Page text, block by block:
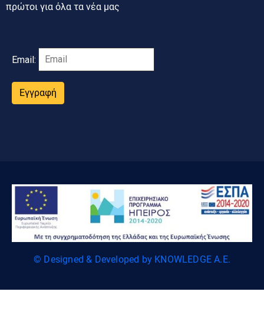
πρώτοι για όλα τα νέα μας
Email:
Εγγραφή
© Designed & Developed by KNOWLEDGE A.E.